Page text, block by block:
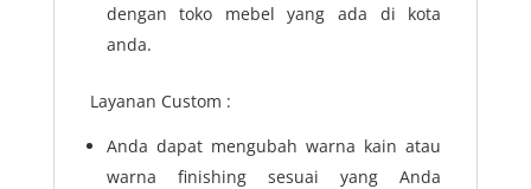
dengan toko mebel yang ada di kota
anda.
Layanan Custom :
Anda dapat mengubah warna kain atau
warna finishing sesuai yang Anda